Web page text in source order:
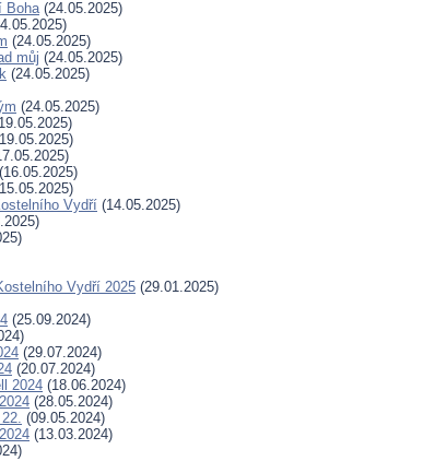
Boha(24.05.2025)
(24.05.2025)
můj (24.05.2025)
(24.05.2025)
(24.05.2025)
(16.05.2025)
Vydří (14.05.2025)
Vydří 2025 (29.01.2025)
(25.09.2024)
(29.07.2024)
(20.07.2024)
2024 (18.06.2024)
(28.05.2024)
(09.05.2024)
(13.03.2024)